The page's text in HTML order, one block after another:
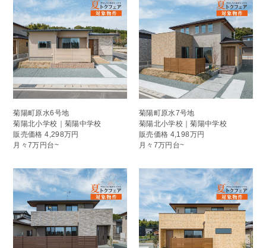
菊陽町原水6号地
菊陽北小学校｜菊陽中学校
販売価格4,298万円
月々7万円台~
菊陽町原水7号地
菊陽北小学校｜菊陽中学校
販売価格 4,198万円
月々7万円台~